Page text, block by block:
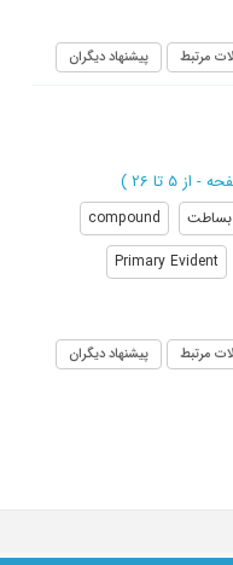
مرتبط پیشنهاد دیگران
از 5 تا 26 )
بساطت
compound
Primary Evident
مرتبط پیشنهاد دیگران